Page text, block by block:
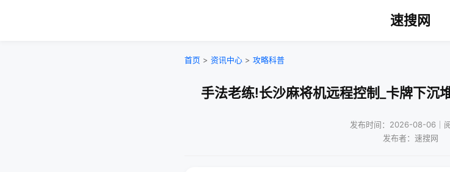
速搜网
首页 > 资讯中心 > 攻略科普
手法老练!长沙麻将机远程控制_卡牌下沉
发布时间：2026-08-06｜
发布者：速搜网